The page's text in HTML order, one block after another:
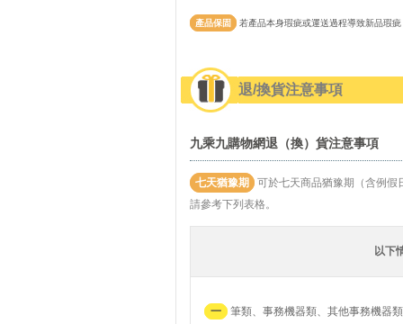
產品保固 若產品本身瑕疵或運送過程導致新品瑕
退/換貨注意事項
九乘九購物網退（換）貨注意事項
七天猶豫期
可於七天商品猶豫期（含例假
請參考下列表格。
以下
一 筆類、事務機器類、其他事務機器